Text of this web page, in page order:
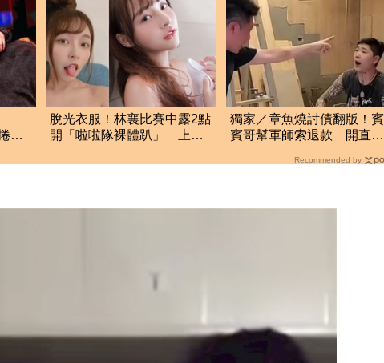
輕
脫光衣服！林襄比賽中露2點
開「啦啦隊裸體趴」 上空
獨家／章魚燒討債翻版！賓
賓哥幫軍師索退款 開直播
Recommended by